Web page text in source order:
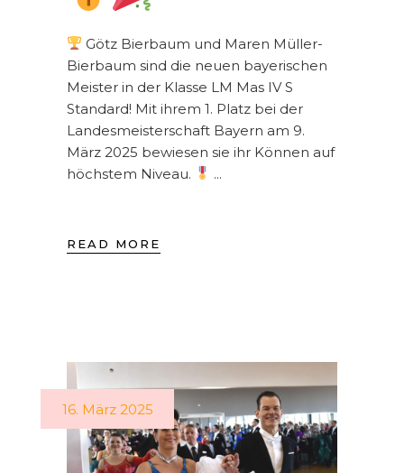
Götz Bierbaum und Maren Müller-
Bierbaum sind die neuen bayerischen
Meister in der Klasse LM Mas IV S
Standard! Mit ihrem 1. Platz bei der
Landesmeisterschaft Bayern am 9.
März 2025 bewiesen sie ihr Können auf
höchstem Niveau.
READ MORE
16. März 2025